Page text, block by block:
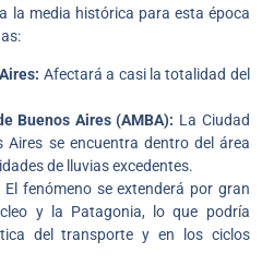
la media histórica para esta época
Afectará a casi la totalidad del
Buenos Aires (AMBA): La Ciudad
Aires se encuentra dentro del área
de lluvias excedentes.
El fenómeno se extenderá por gran
y la Patagonia, lo que podría
del transporte y en los ciclos